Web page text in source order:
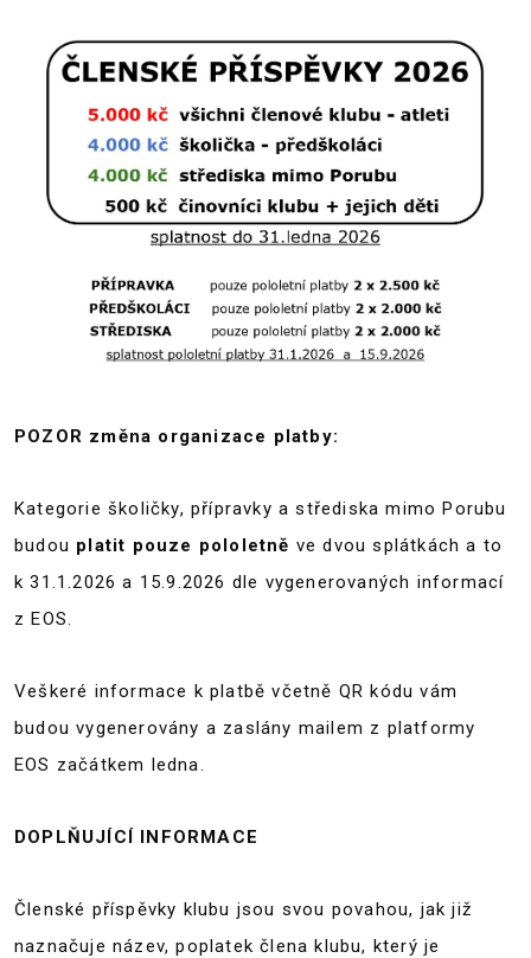
POZOR změna organizace platby:
Kategorie školičky, přípravky a střediska mimo Porubu
budou platit pouze pololetně ve dvou splátkách a to
k 31.1.2026 a 15.9.2026 dle vygenerovaných informací
z EOS.
Veškeré informace k platbě včetně QR kódu vám
budou vygenerovány a zaslány mailem z platformy
EOS začátkem ledna.
DOPLŇUJÍCÍ INFORMACE
Členské příspěvky klubu jsou svou povahou, jak již
naznačuje název, poplatek člena klubu, který je